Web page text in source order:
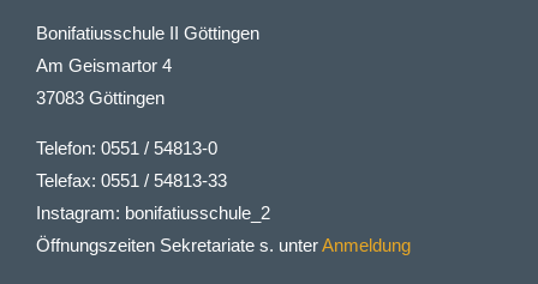
Bonifatiusschule II Göttingen
Am Geismartor 4
37083 Göttingen
Telefon: 0551 / 54813-0
Telefax: 0551 / 54813-33
Instagram: bonifatiusschule_2
Öffnungszeiten Sekretariate s. unterAnmeldung